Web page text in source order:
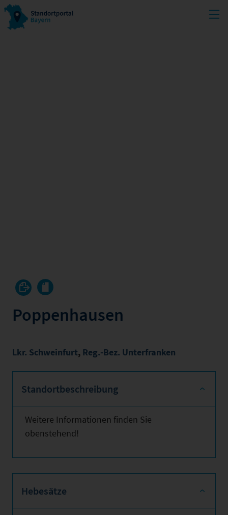
Poppenhausen
Lkr. Schweinfurt, Reg.-Bez. Unterfranken
Standortbeschreibung
Weitere Informationen finden Sie
obenstehend!
Hebesätze